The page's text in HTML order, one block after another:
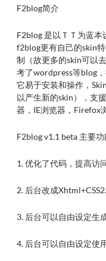
F2blog简介
F2blog 是以ＴＴ为蓝
f2blog更有自己的skin
制（故更多的skin可以去
考了wordpress等blog
它易于安装和操作，
以产生新的skin），支
器，IE浏览器，Firefox
F2blog v1.1 beta 主要
1. 优化了代码，提高访
2. 后台改成
3. 后台可以自由设定生
4. 后台可以自由设定使